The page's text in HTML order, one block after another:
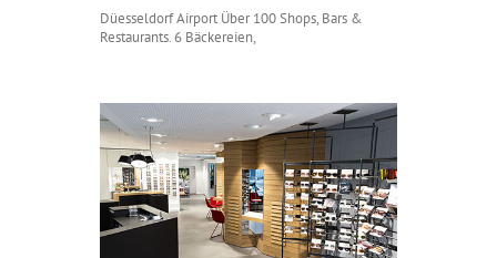
Düesseldorf Airport Über 100 Shops, Bars &
Restaurants. 6 Bäckereien,